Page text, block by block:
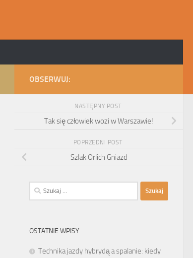
OBSERWUJ:
NASTĘPNY POST
Tak się człowiek wozi w Warszawie!
POPRZEDNI POST
Szlak Orlich Gniazd
Szukaj:
OSTATNIE WPISY
Technika jazdy hybrydą a spalanie: kiedy